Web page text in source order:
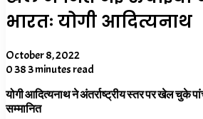
भारतः योगी आदित्यनाथ
October 8, 2022
0383 minutes read
योगी आदित्यनाथ ने अंतर्राष्ट्रीय स्तर पर खेल चुके
सम्मानित